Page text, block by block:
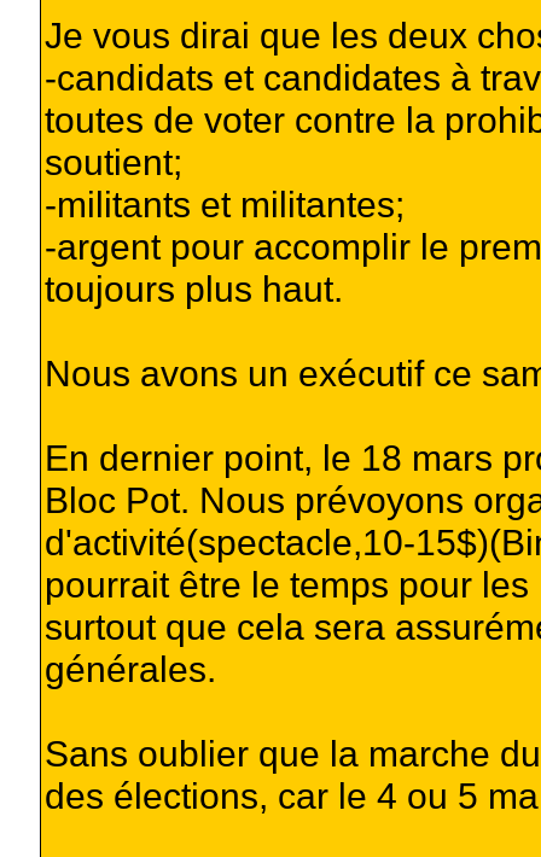
Je vous dirai que les deux
-candidats et candidates à
toutes de voter contre la
soutient;
-militants et militantes;
-argent pour accomplir le
toujours plus haut.
Nous avons un exécutif ce
En dernier point, le 18 mars
Bloc Pot. Nous prévoyons
d'activité(spectacle,10-
pourrait être le temps pour
surtout que cela sera
générales.
Sans oublier que la marche
des élections, car le 4 ou 5